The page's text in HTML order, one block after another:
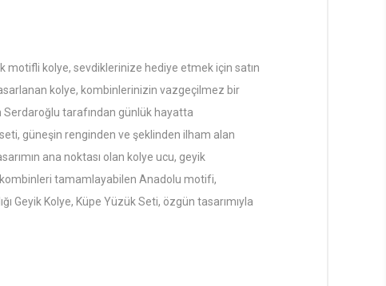
motifli kolye, sevdiklerinize hediye etmek için satın
kolye, kombinlerinizin vazgeçilmez bir
Serdaroğlu tarafından günlük hayatta
güneşin renginden ve şeklinden ilham alan
ana noktası olan kolye ucu, geyik
tamamlayabilen Anadolu motifi,
Geyik Kolye, Küpe Yüzük Seti, özgün tasarımıyla